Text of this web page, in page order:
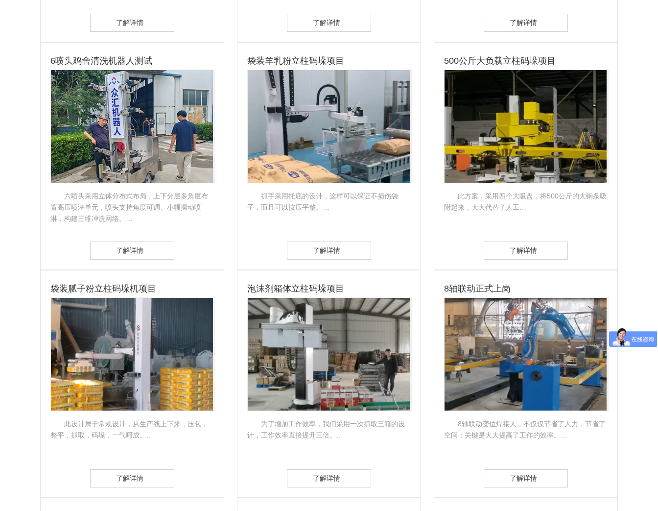
了解详情 了解详情 了解详情
6喷头鸡舍清洗机器人测试
六喷头采用立体分布式布局，上下分层多角度布
置高压喷淋单元，喷头支持角度可调、小幅摆动喷
淋，构建三维冲洗网络。…
了解详情
袋装羊乳粉立柱码垛项目
抓手采用托底的设计，这样可以保证不损伤袋
子，而且可以按压平整。…
了解详情
500公斤大负载立柱码垛项目
此方案，采用四个大吸盘，将500公斤的大钢条吸
附起来，大大代替了人工…
了解详情
袋装腻子粉立柱码垛机项目
此设计属于常规设计，从生产线上下来，压包，
整平，抓取，码垛，一气呵成。…
了解详情
泡沫剂箱体立柱码垛项目
为了增加工作效率，我们采用一次抓取三箱的设
计，工作效率直接提升三倍。…
了解详情
8轴联动正式上岗
8轴联动变位焊接人，不仅仅节省了人力，节省了
空间；关键是大大提高了工作的效率。…
了解详情